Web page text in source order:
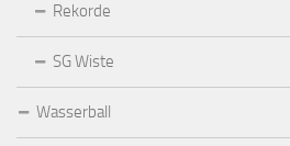
Rekorde
SG Wiste
Wasserball